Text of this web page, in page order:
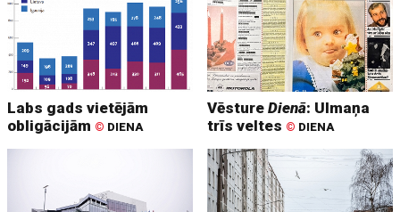
Labs gads vietējām
obligācijām © DIENA
VēstureDienā: Ulmaņa
trīs veltes © DIENA